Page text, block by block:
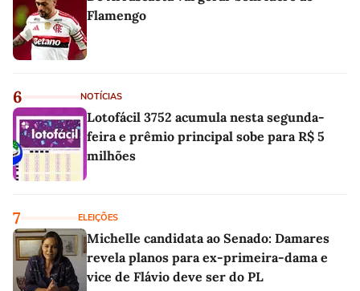
Flamengo
6 NOTÍCIAS
Lotofácil 3752 acumula nesta segunda-
feira e prêmio principal sobe para R$ 5
milhões
7 ELEIÇÕES
Michelle candidata ao Senado: Damares
revela planos para ex-primeira-dama e
vice de Flávio deve ser do PL